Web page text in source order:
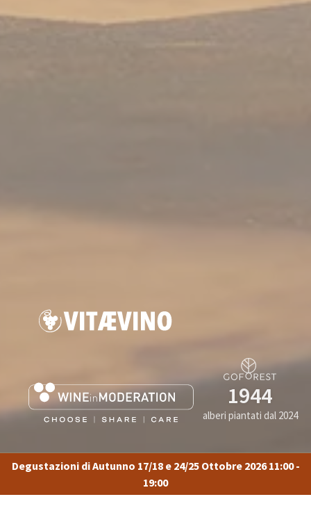
1944
alberi piantati dal 2024
Degustazioni di Autunno 17/18 e 24/25 Ottobre 2026 11:00 -
19:00